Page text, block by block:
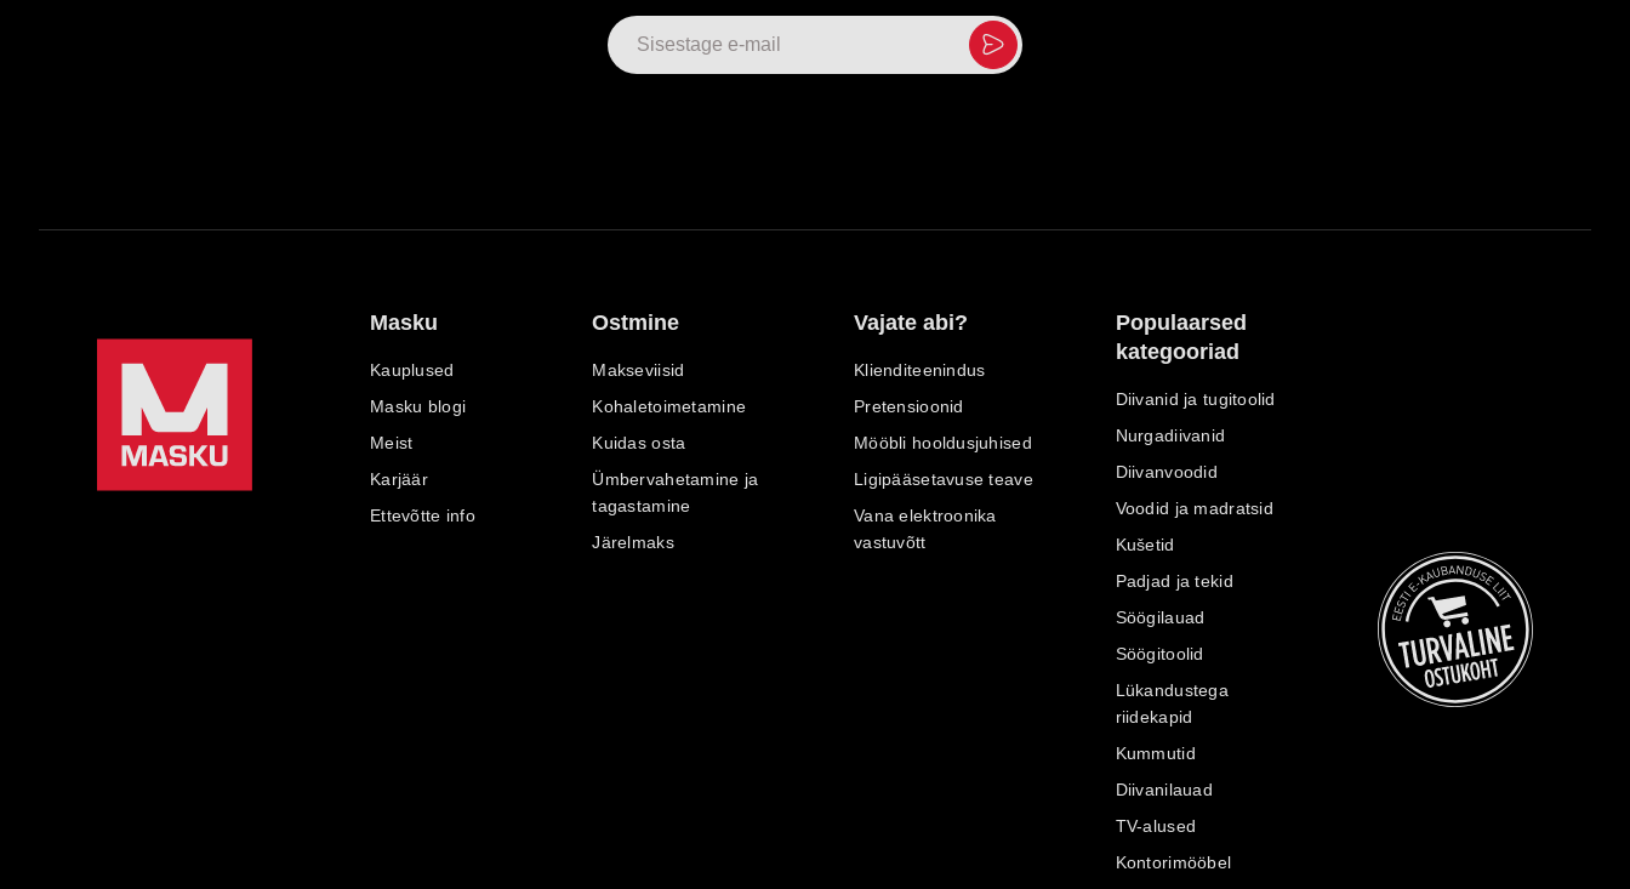
Masku
Kauplused
Masku blogi
Meist
Karjäär
Ettevõtte info
Ostmine
Makseviisid
Kohaletoimetamine
Kuidas osta
Ümbervahetamine ja
tagastamine
Järelmaks
Vajate abi?
Klienditeenindus
Pretensioonid
Mööbli hooldusjuhised
Ligipääsetavuse teave
Vana elektroonika
vastuvõtt
Populaarsed
kategooriad
Diivanid ja tugitoolid
Nurgadiivanid
Diivanvoodid
Voodid ja madratsid
Kušetid
Padjad ja tekid
Söögilauad
Söögitoolid
Lükandustega
riidekapid
Kummutid
Diivanilauad
TV-alused
Kontorimööbel